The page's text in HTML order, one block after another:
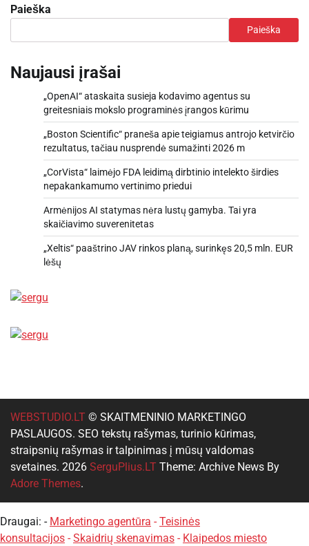
Paieška
Paieška
Naujausi įrašai
„OpenAI“ ataskaita susieja kodavimo agentus su
greitesniais mokslo programinės įrangos kūrimu
„Boston Scientific“ praneša apie teigiamus antrojo ketvirčio
rezultatus, tačiau nusprendė sumažinti 2026 m
„CorVista“ laimėjo FDA leidimą dirbtinio intelekto širdies
nepakankamumo vertinimo priedui
Armėnijos AI statymas nėra lustų gamyba. Tai yra
skaičiavimo suverenitetas
„Xeltis“ paaštrino JAV rinkos planą, surinkęs 20,5 mln. EUR
lėšų
WEBSTUDIO.LT © SKAITMENINIO MARKETINGO
PASLAUGOS. SEO tekstų rašymas, turinio kūrimas,
straipsnių rašymas ir talpinimas į mūsų valdomas
svetaines. 2026 SerguPlius.LT Theme: Archive News By
Adore Themes.
Draugai: - Marketingo agentūra - Teisinės
konsultacijos - Skaidrių skenavimas - Klaipedos miesto